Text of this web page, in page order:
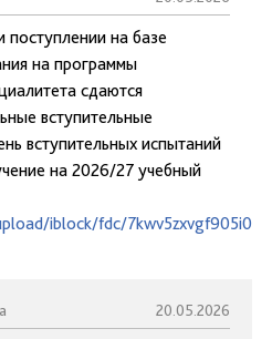
поступлении на базе
на программы
сдаются
вступительные
вступительных испытаний
на 2026/27 учебный
iblock/fdc/
20.05.2026